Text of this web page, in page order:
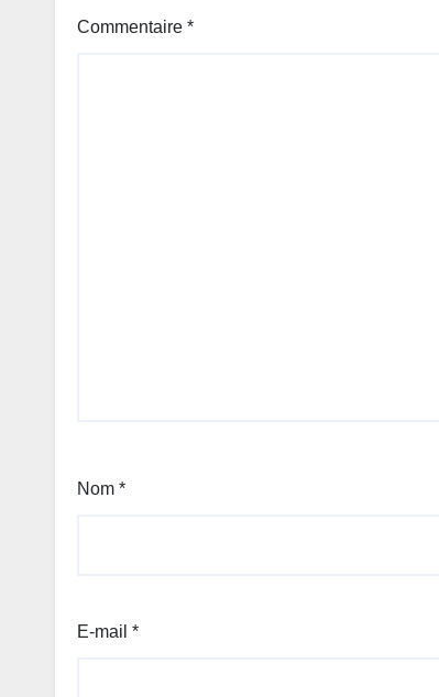
Commentaire *
Nom *
E-mail *